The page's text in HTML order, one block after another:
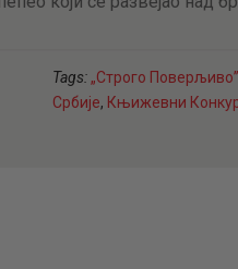
Tags: „Строго
Србије, Књижевни